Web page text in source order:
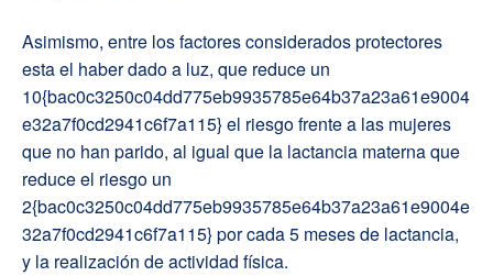
Asimismo, entre los factores considerados protectores
esta el haber dado a luz, que reduce un
10{bac0c3250c04dd775eb9935785e64b37a23a61e9004
e32a7f0cd2941c6f7a115} el riesgo frente a las mujeres
que no han parido, al igual que la lactancia materna que
reduce el riesgo un
2{bac0c3250c04dd775eb9935785e64b37a23a61e9004e
32a7f0cd2941c6f7a115} por cada 5 meses de lactancia,
y la realización de actividad física.